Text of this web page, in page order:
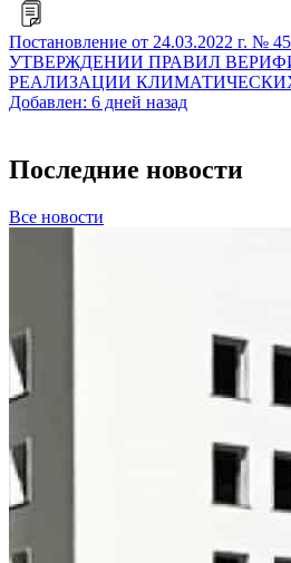
Постановление от 24.03.2022 г. №
УТВЕРЖДЕНИИ ПРАВИЛ
РЕАЛИЗАЦИИ
Добавлен: 6 дней назад
Последние новости
Все новости